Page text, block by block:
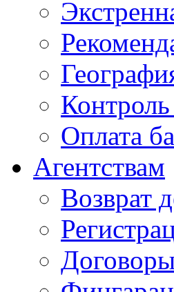
Контроль
Оплата
Агентствам
Возврат